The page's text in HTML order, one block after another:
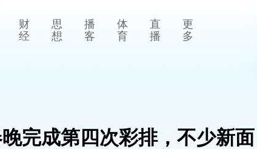
财
经
思
想
播
客
体
育
直
播
更
多
完成第四次彩排，不少新面